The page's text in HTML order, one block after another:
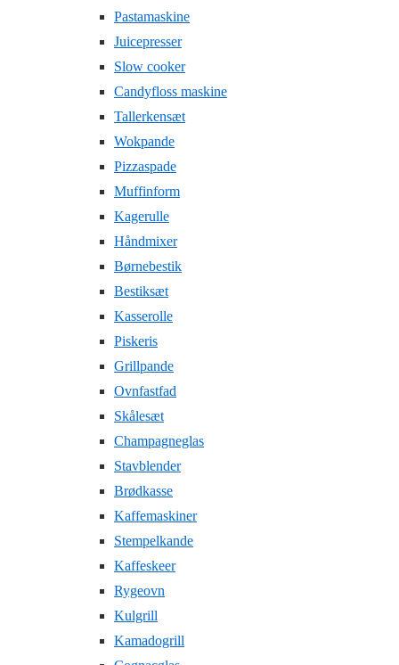
Pastamaskine
Juicepresser
Slow cooker
Candyfloss maskine
Tallerkensæt
Wokpande
Pizzaspade
Muffinform
Kagerulle
Håndmixer
Børnebestik
Bestiksæt
Kasserolle
Piskeris
Grillpande
Ovnfastfad
Skålesæt
Champagneglas
Stavblender
Brødkasse
Kaffemaskiner
Stempelkande
Kaffeskeer
Rygeovn
Kulgrill
Kamadogrill